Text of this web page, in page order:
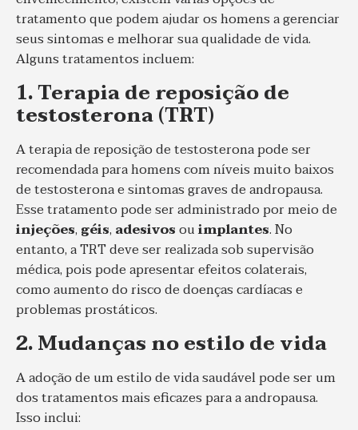
tratamento que podem ajudar os homens a gerenciar
seus sintomas e melhorar sua qualidade de vida.
Alguns tratamentos incluem:
1. Terapia de reposição de
testosterona (TRT)
A terapia de reposição de testosterona pode ser
recomendada para homens com níveis muito baixos
de testosterona e sintomas graves de andropausa.
Esse tratamento pode ser administrado por meio de
injeções, géis, adesivosouimplantes. No
entanto, a TRT deve ser realizada sob supervisão
médica, pois pode apresentar efeitos colaterais,
como aumento do risco de doenças cardíacas e
problemas prostáticos.
2. Mudanças no estilo de vida
A adoção de um estilo de vida saudável pode ser um
dos tratamentos mais eficazes para a andropausa.
Isso inclui: